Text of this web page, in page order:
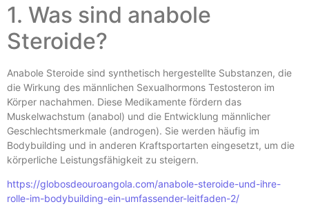
1. Was sind anabole
Steroide?
Anabole Steroide sind synthetisch hergestellte Substanzen, die
die Wirkung des männlichen Sexualhormons Testosteron im
Körper nachahmen. Diese Medikamente fördern das
Muskelwachstum (anabol) und die Entwicklung männlicher
Geschlechtsmerkmale (androgen). Sie werden häufig im
Bodybuilding und in anderen Kraftsportarten eingesetzt, um die
körperliche Leistungsfähigkeit zu steigern.
https://globosdeouroangola.com/anabole-steroide-und-ihre-
rolle-im-bodybuilding-ein-umfassender-leitfaden-2/